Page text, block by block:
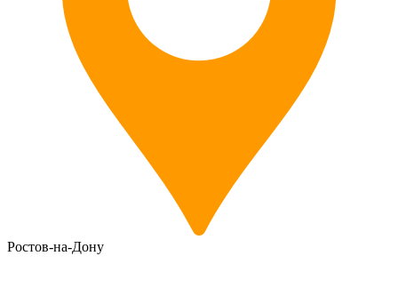
Ростов-на-Дону